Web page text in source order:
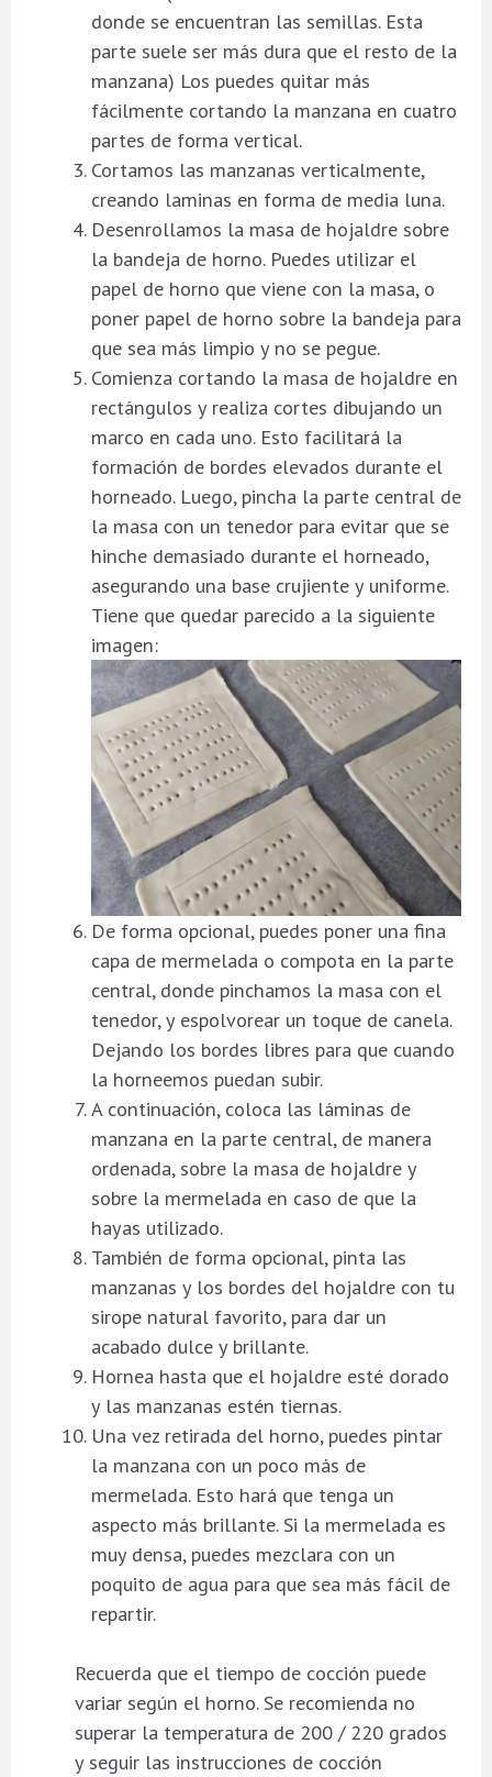
donde se encuentran las semillas. Esta
parte suele ser más dura que el resto de la
manzana) Los puedes quitar más
fácilmente cortando la manzana en cuatro
partes de forma vertical.
Cortamos las manzanas verticalmente,
creando laminas en forma de media luna.
Desenrollamos la masa de hojaldre sobre
la bandeja de horno. Puedes utilizar el
papel de horno que viene con la masa, o
poner papel de horno sobre la bandeja para
que sea más limpio y no se pegue.
Comienza cortando la masa de hojaldre en
rectángulos y realiza cortes dibujando un
marco en cada uno. Esto facilitará la
formación de bordes elevados durante el
horneado. Luego, pincha la parte central de
la masa con un tenedor para evitar que se
hinche demasiado durante el horneado,
asegurando una base crujiente y uniforme.
Tiene que quedar parecido a la siguiente
imagen:
De forma opcional, puedes poner una fina
capa de mermelada o compota en la parte
central, donde pinchamos la masa con el
tenedor, y espolvorear un toque de canela.
Dejando los bordes libres para que cuando
la horneemos puedan subir.
A continuación, coloca las láminas de
manzana en la parte central, de manera
ordenada, sobre la masa de hojaldre y
sobre la mermelada en caso de que la
hayas utilizado.
También de forma opcional, pinta las
manzanas y los bordes del hojaldre con tu
sirope natural favorito, para dar un
acabado dulce y brillante.
Hornea hasta que el hojaldre esté dorado
y las manzanas estén tiernas.
Una vez retirada del horno, puedes pintar
la manzana con un poco más de
mermelada. Esto hará que tenga un
aspecto más brillante. Si la mermelada es
muy densa, puedes mezclara con un
poquito de agua para que sea más fácil de
repartir.
Recuerda que el tiempo de cocción puede
variar según el horno. Se recomienda no
superar la temperatura de 200 / 220 grados
y seguir las instrucciones de cocción